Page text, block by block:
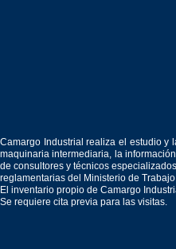
Camargo Industrial realiza el estudio y
maquinaria intermediaria, la
de consultores y técnicos
reglamentarias del Ministerio de
El inventario propio de Camargo
Se requiere cita previa para las visitas.